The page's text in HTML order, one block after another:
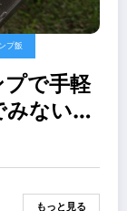
プ飯
プで手軽
みない
めん
きっとそ
具】
もっと見る